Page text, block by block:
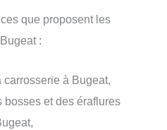
que proposent les
:
carrosserie à Bugeat,
bosses et des éraflures